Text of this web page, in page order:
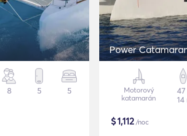
8 5 5
Power
Motorový
katamarán
14
$1,112/noc